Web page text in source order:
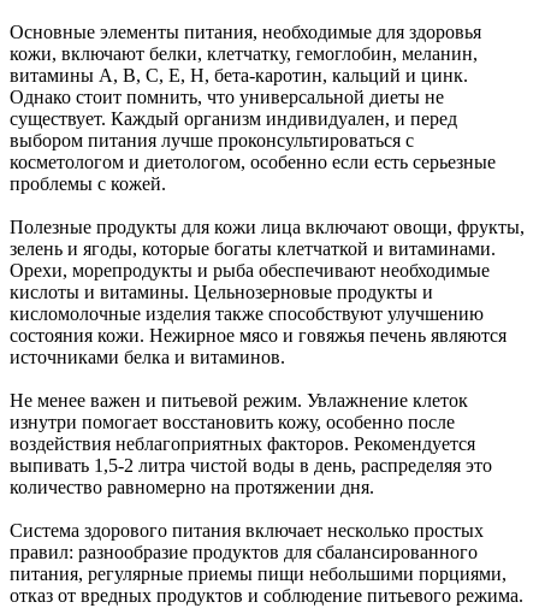
Основные элементы питания, необходимые для здоровья
кожи, включают белки, клетчатку, гемоглобин, меланин,
витамины А, B, C, E, H, бета-каротин, кальций и цинк.
Однако стоит помнить, что универсальной диеты не
существует. Каждый организм индивидуален, и перед
выбором питания лучше проконсультироваться с
косметологом и диетологом, особенно если есть серьезные
проблемы с кожей.
Полезные продукты для кожи лица включают овощи, фрукты,
зелень и ягоды, которые богаты клетчаткой и витаминами.
Орехи, морепродукты и рыба обеспечивают необходимые
кислоты и витамины. Цельнозерновые продукты и
кисломолочные изделия также способствуют улучшению
состояния кожи. Нежирное мясо и говяжья печень являются
источниками белка и витаминов.
Не менее важен и питьевой режим. Увлажнение клеток
изнутри помогает восстановить кожу, особенно после
воздействия неблагоприятных факторов. Рекомендуется
выпивать 1,5-2 литра чистой воды в день, распределяя это
количество равномерно на протяжении дня.
Система здорового питания включает несколько простых
правил: разнообразие продуктов для сбалансированного
питания, регулярные приемы пищи небольшими порциями,
отказ от вредных продуктов и соблюдение питьевого режима.